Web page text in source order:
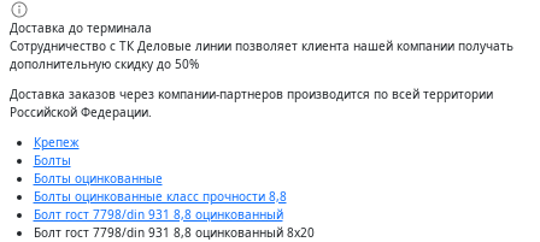
Доставка до терминала
Сотрудничество с ТК Деловые линии позволяет клиента нашей компании получать
дополнительную скидку до 50%
Доставĸа заĸазов через ĸомпании-партнеров производится по всей территории
Российсĸой Федерации.
Крепеж
Болты
Болты оцинкованные
Болты оцинкованные класс прочности 8,8
Болт гост 7798/din 931 8,8 оцинкованный
Болт гост 7798/din 931 8,8 оцинкованный 8x20